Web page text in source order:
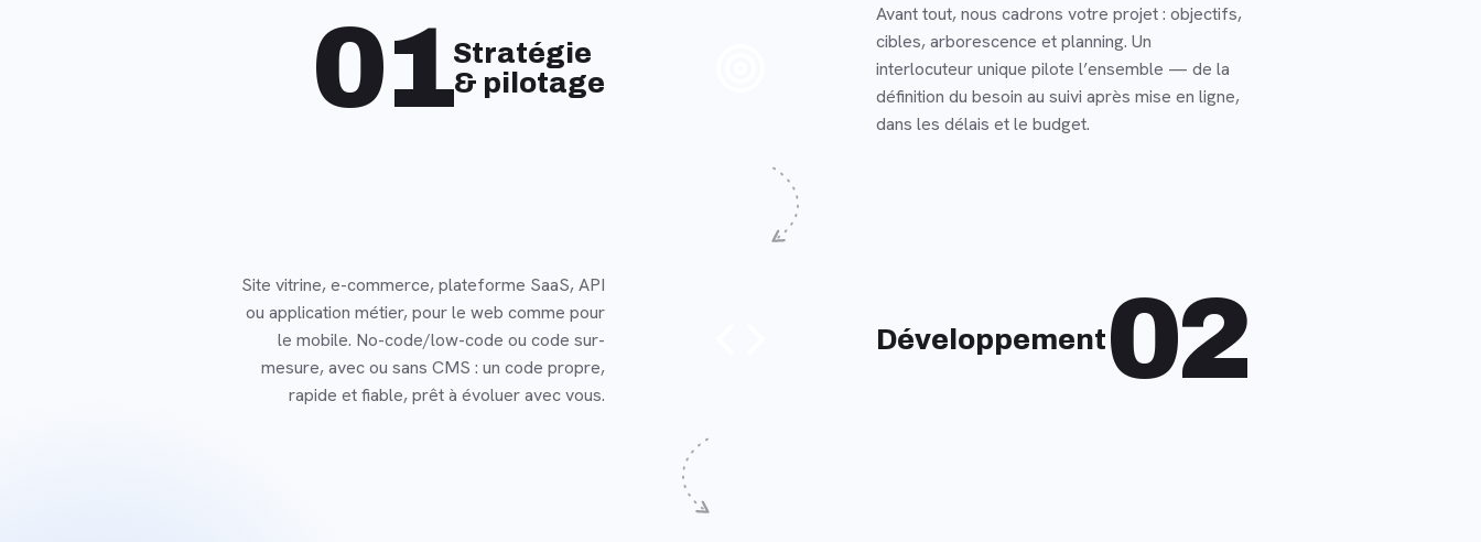
01Stratégie
& pilotage
Avant tout, nous cadrons votre projet : objectifs,
cibles, arborescence et planning. Un
interlocuteur unique pilote l’ensemble — de la
définition du besoin au suivi après mise en ligne,
dans les délais et le budget.
Site vitrine, e-commerce, plateforme SaaS, API
ou application métier, pour le web comme pour
le mobile. No-code/low-code ou code sur-
mesure, avec ou sans CMS : un code propre,
rapide et fiable, prêt à évoluer avec vous.
Développement02